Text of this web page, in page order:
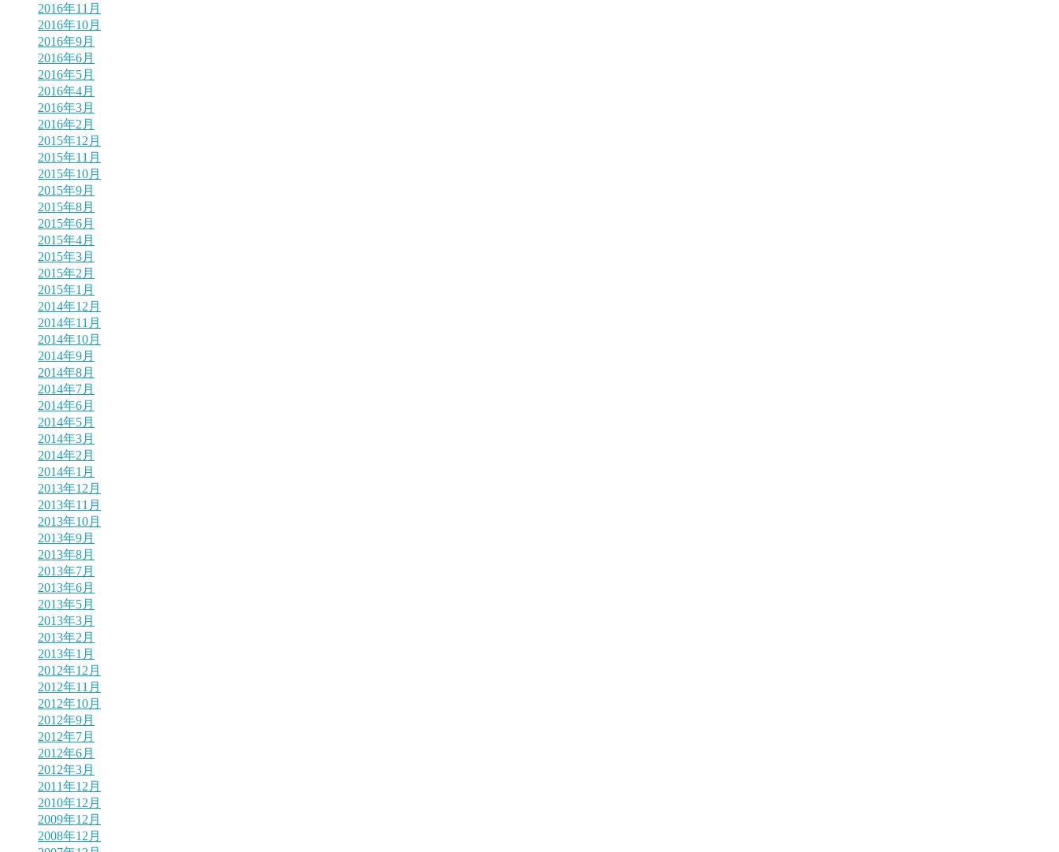
2016年11月
2016年10月
2016年9月
2016年6月
2016年5月
2016年4月
2016年3月
2016年2月
2015年12月
2015年11月
2015年10月
2015年9月
2015年8月
2015年6月
2015年4月
2015年3月
2015年2月
2015年1月
2014年12月
2014年11月
2014年10月
2014年9月
2014年8月
2014年7月
2014年6月
2014年5月
2014年3月
2014年2月
2014年1月
2013年12月
2013年11月
2013年10月
2013年9月
2013年8月
2013年7月
2013年6月
2013年5月
2013年3月
2013年2月
2013年1月
2012年12月
2012年11月
2012年10月
2012年9月
2012年7月
2012年6月
2012年3月
2011年12月
2010年12月
2009年12月
2008年12月